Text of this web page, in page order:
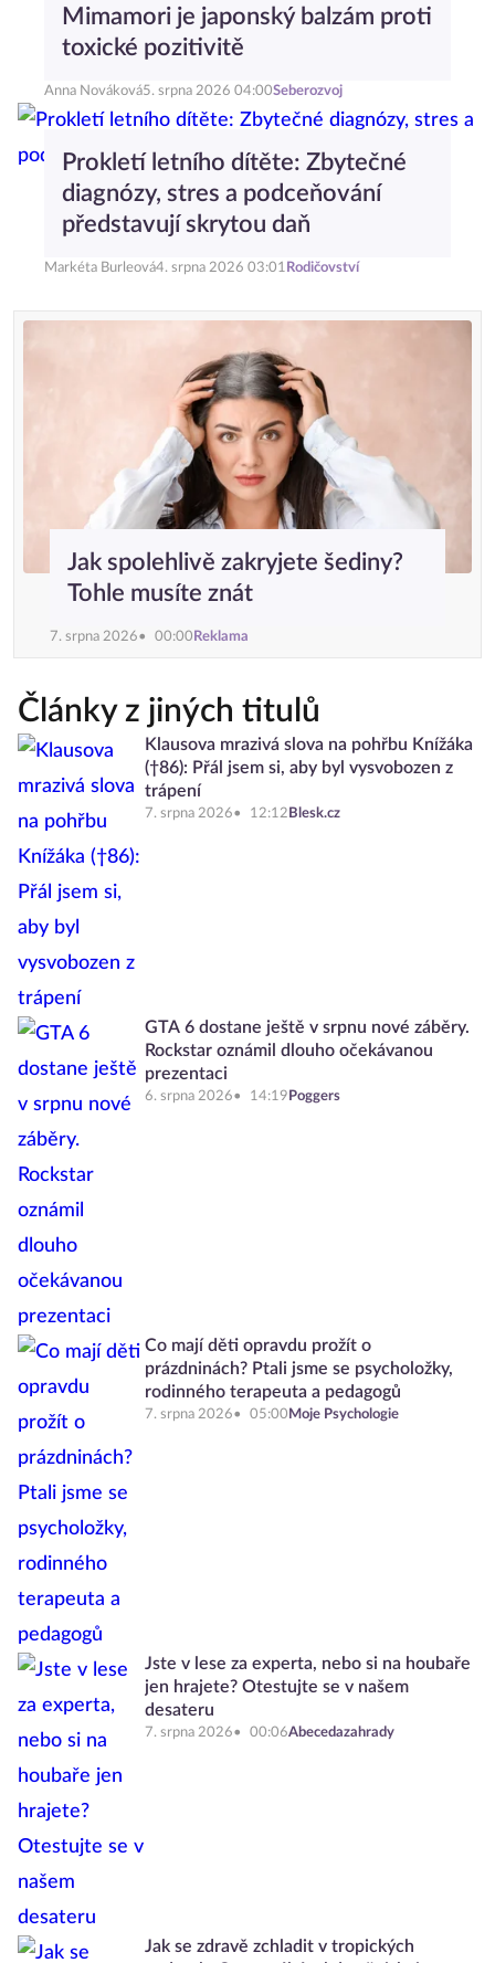
Mimamori je japonský balzám proti
toxické pozitivitě
Anna Nováková5. srpna 2026 04:00Seberozvoj
Prokletí letního dítěte: Zbytečné
diagnózy, stres a podceňování
představují skrytou daň
Markéta Burleová4. srpna 2026 03:01 Rodičovství
Jak spolehlivě zakryjete šediny?
Tohle musíte znát
7. srpna 2026 00:00 Reklama
Články z jiných titulů
Klausova mrazivá slova na pohřbu Knížáka
(†86): Přál jsem si, aby byl vysvobozen z
trápení
7. srpna 2026 12:12 Blesk.cz
GTA 6 dostane ještě v srpnu nové záběry.
Rockstar oznámil dlouho očekávanou
prezentaci
6. srpna 2026 14:19 Poggers
Co mají děti opravdu prožít o
prázdninách? Ptali jsme se psycholožky,
rodinného terapeuta a pedagogů
7. srpna 2026 05:00 Moje Psychologie
Jste v lese za experta, nebo si na houbaře
jen hrajete? Otestujte se v našem
desateru
7. srpna 2026 00:06Abecedazahrady
Jak se zdravě zchladit v tropických